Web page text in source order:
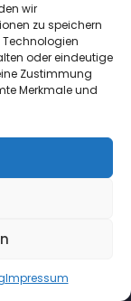
wir
zu speichern
oder eindeutige
Zustimmung
Merkmale und
Impressum